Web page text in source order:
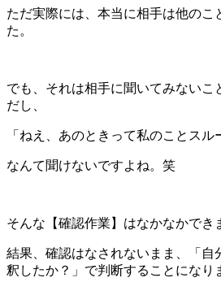
ただ実際には、本当に相手は他のこ
た。
でも、それは相手に聞いてみないこ
だし、
「ねえ、あのときって私のことスル
なんて聞けないですよね。笑
そんな【確認作業】はなかなかでき
結果、確認はなされないまま、「自
釈したか？」で判断することになり